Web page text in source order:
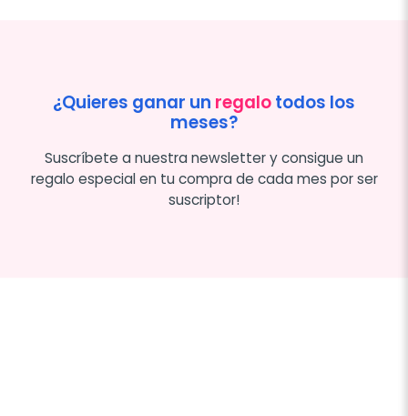
¿Quieres ganar un regalotodos los
meses?
Suscríbete a nuestra newsletter y consigue un
regalo especial en tu compra de cada mes por ser
suscriptor!